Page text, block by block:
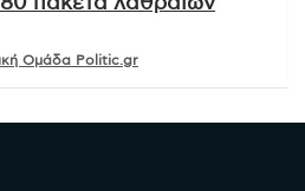
Ομάδα Politic.gr